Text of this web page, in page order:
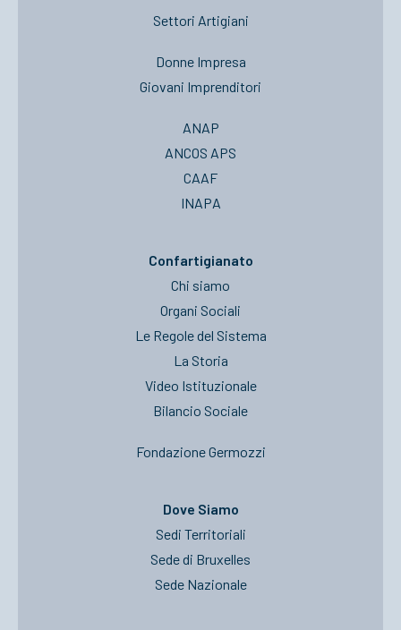
Settori Artigiani
Donne Impresa
Giovani Imprenditori
ANAP
ANCOS APS
CAAF
INAPA
Confartigianato
Chi siamo
Organi Sociali
Le Regole del Sistema
La Storia
Video Istituzionale
Bilancio Sociale
Fondazione Germozzi
Dove Siamo
Sedi Territoriali
Sede di Bruxelles
Sede Nazionale